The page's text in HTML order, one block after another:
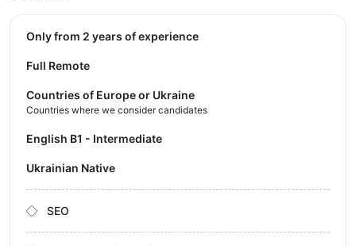
Only from 2 years of experience
Full Remote
Countries of Europe or Ukraine
Countries where we consider candidates
English B1 - Intermediate
Ukrainian Native
SEO